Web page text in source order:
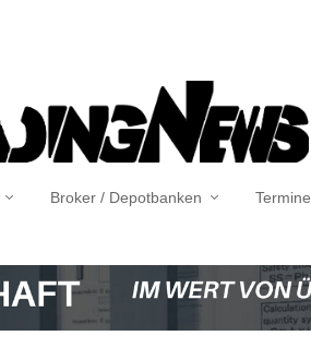
Broker / Depotbanken Termine